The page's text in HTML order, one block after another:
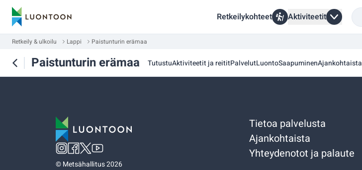
Retkeilykohteet Aktiviteetit
Retkeily & ulkoilu Lappi Paistunturin erämaa
Paistunturin erämaa TutustuAktiviteetit ja reititPalvelutLuontoSaapuminenAjankohtaista
©Metsähallitus 2026
Tietoa palvelusta
Ajankohtaista
Yhteydenotot ja palaute